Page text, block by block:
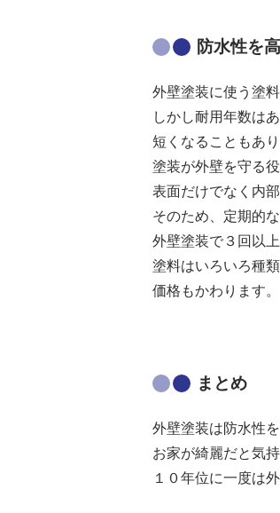
防水性を
外壁塗装に使う塗
しかし耐用年数は
短くなることもあり
塗装が外壁を守る
表面だけでなく内
そのため、定期的
外壁塗装で３回以
塗料はいろいろ種
価格もかわります。
まとめ
外壁塗装は防水性
お家が綺麗だと気
１０年位に一度は